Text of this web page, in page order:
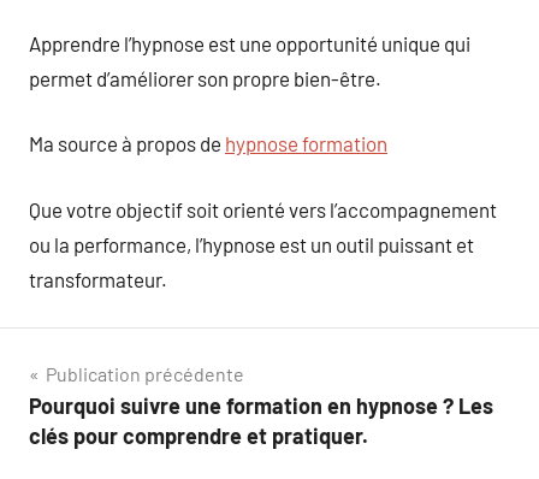
Apprendre l’hypnose est une opportunité unique qui
permet d’améliorer son propre bien-être.
Ma source à propos de hypnose formation
Que votre objectif soit orienté vers l’accompagnement
ou la performance, l’hypnose est un outil puissant et
transformateur.
Navigation
de
Publication précédente
Pourquoi suivre une formation en hypnose ? Les
clés pour comprendre et pratiquer.